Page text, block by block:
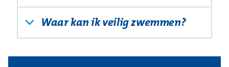
Waar kan ik veilig zwemmen?